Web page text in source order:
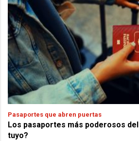
Pasaportes que abren puertas
Los pasaportes más poderosos del
tuyo?